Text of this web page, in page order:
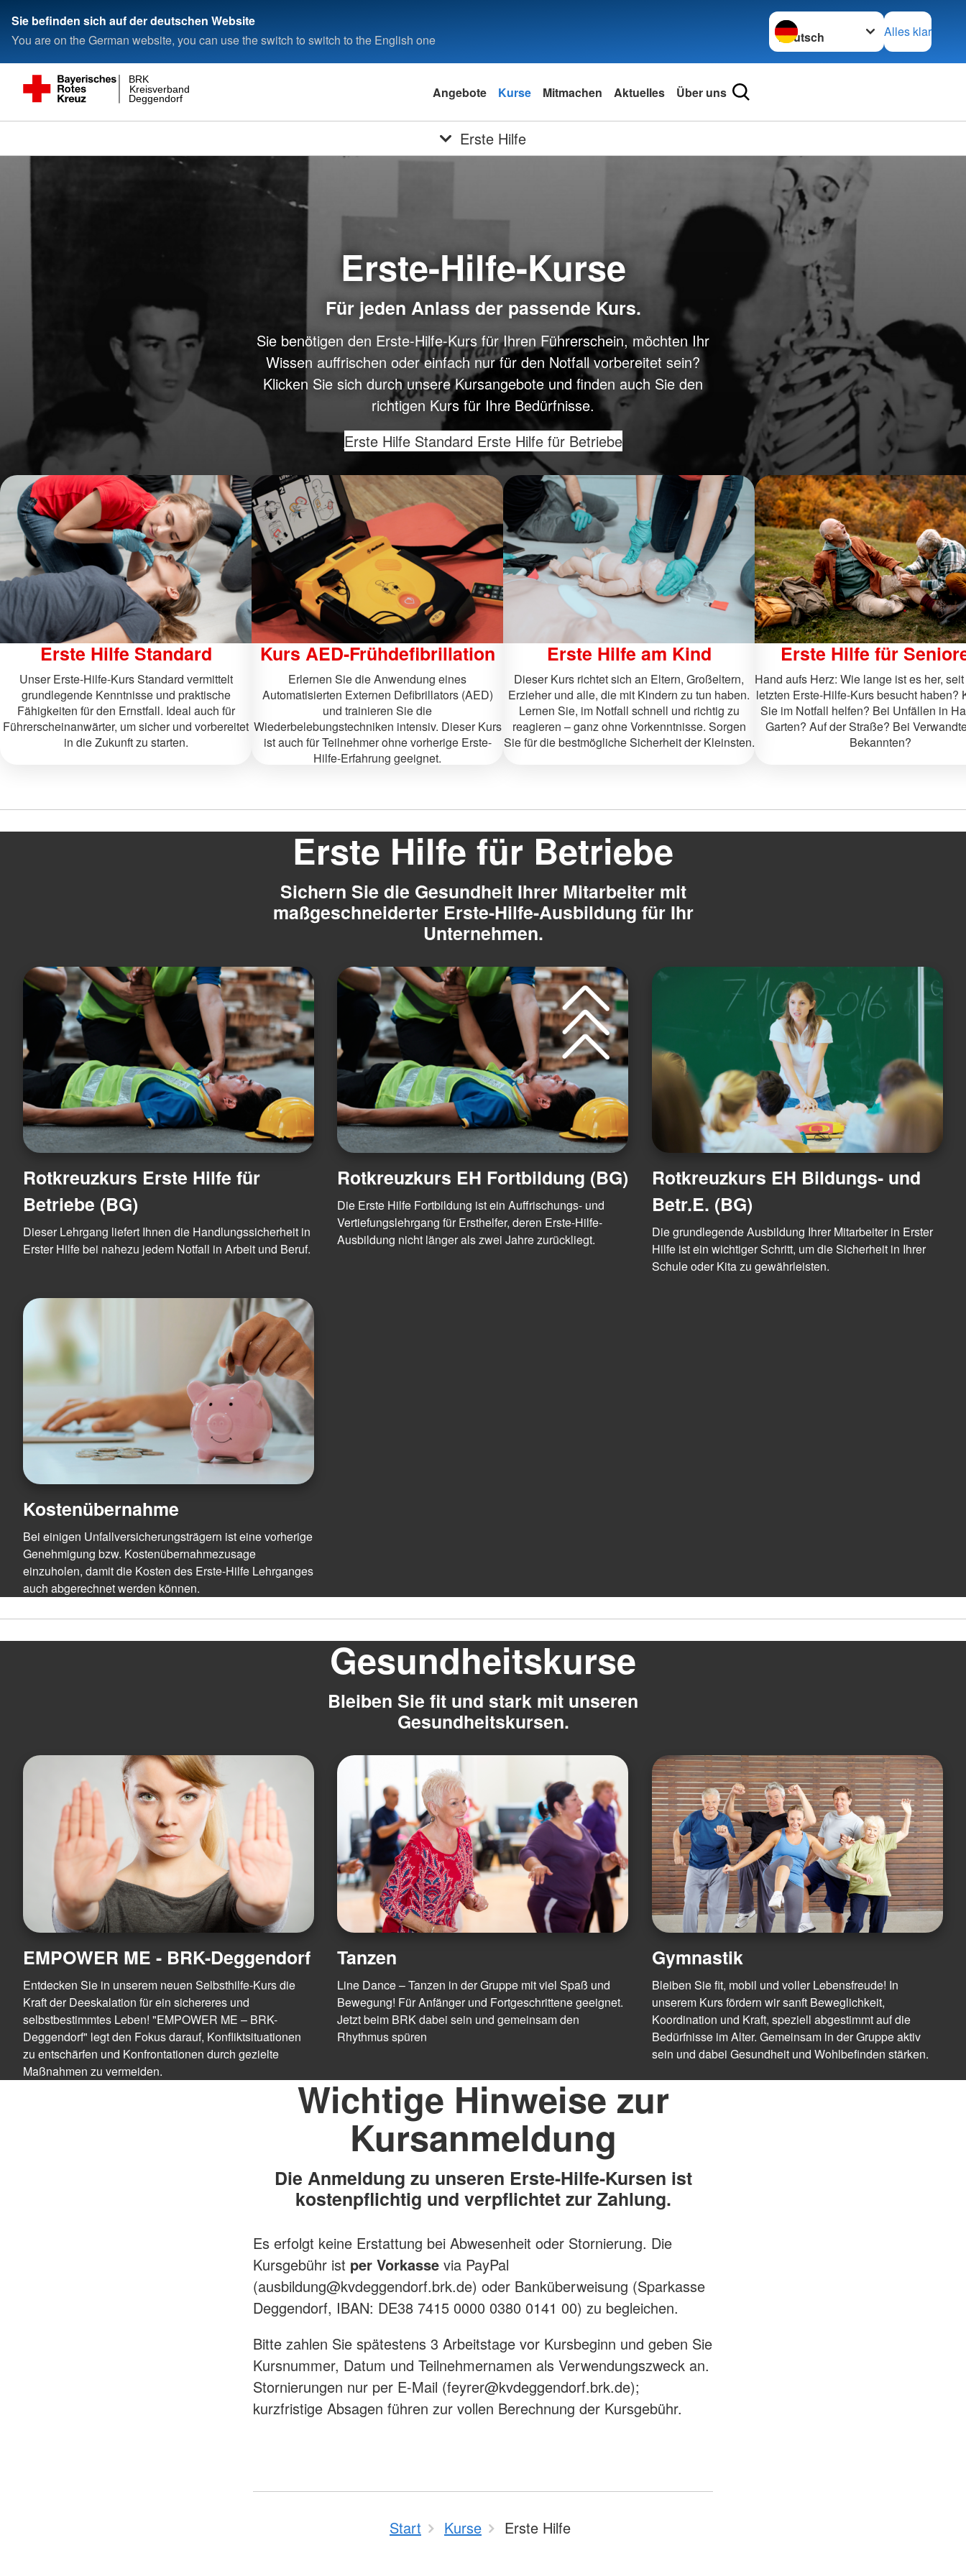
Sie befinden sich auf der deutschen Website
You are on the German website, you can use the switch to switch to the English one
Sprache wechseln zu
Alles klar
Deggendorf
Kreisverband
BRK
Angebote Kurse Mitmachen Aktuelles Über uns
Erste Hilfe
Erste-Hilfe-Kurse
Für jeden Anlass der passende Kurs.
Sie benötigen den Erste-Hilfe-Kurs für Ihren Führerschein, möchten Ihr
Wissen auffrischen oder einfach nur für den Notfall vorbereitet sein?
Klicken Sie sich durch unsere Kursangebote und finden auch Sie den
richtigen Kurs für Ihre Bedürfnisse.
Erste Hilfe Standard Erste Hilfe für Betriebe
Erste Hilfe Standard
Unser Erste-Hilfe-Kurs Standard vermittelt
grundlegende Kenntnisse und praktische
Fähigkeiten für den Ernstfall. Ideal auch für
Führerscheinanwärter, um sicher und vorbereitet
in die Zukunft zu starten.
Kurs AED-Frühdefibrillation
Erlernen Sie die Anwendung eines
Automatisierten Externen Defibrillators (AED)
und trainieren Sie die
Wiederbelebungstechniken intensiv. Dieser Kurs
ist auch für Teilnehmer ohne vorherige Erste-
Hilfe-Erfahrung geeignet.
Erste Hilfe am Kind
Dieser Kurs richtet sich an Eltern, Großeltern,
Erzieher und alle, die mit Kindern zu tun haben.
Lernen Sie, im Notfall schnell und richtig zu
reagieren – ganz ohne Vorkenntnisse. Sorgen
Sie für die bestmögliche Sicherheit der Kleinsten.
Erste Hilfe für
Hand aufs Herz: Wie lange ist es her,
letzten Erste-Hilfe-Kurs besucht haben?
Sie im Notfall helfen? Bei Unfällen in
Garten? Auf der Straße? Bei
Bekannten?
Erste Hilfe für Betriebe
Sichern Sie die Gesundheit Ihrer Mitarbeiter mit
maßgeschneiderter Erste-Hilfe-Ausbildung für Ihr
Unternehmen.
Rotkreuzkurs Erste Hilfe für
Betriebe (BG)
Dieser Lehrgang liefert Ihnen die Handlungssicherheit in
Erster Hilfe bei nahezu jedem Notfall in Arbeit und Beruf.
Rotkreuzkurs EH Fortbildung (BG)
Die Erste Hilfe Fortbildung ist ein Auffrischungs- und
Vertiefungslehrgang für Ersthelfer, deren Erste-Hilfe-
Ausbildung nicht länger als zwei Jahre zurückliegt.
Rotkreuzkurs EH Bildungs- und
Betr.E. (BG)
Die grundlegende Ausbildung Ihrer Mitarbeiter in Erster
Hilfe ist ein wichtiger Schritt, um die Sicherheit in Ihrer
Schule oder Kita zu gewährleisten.
Kostenübernahme
Bei einigen Unfallversicherungsträgern ist eine vorherige
Genehmigung bzw. Kostenübernahmezusage
einzuholen, damit die Kosten des Erste-Hilfe Lehrganges
auch abgerechnet werden können.
Gesundheitskurse
Bleiben Sie fit und stark mit unseren
Gesundheitskursen.
EMPOWER ME - BRK-Deggendorf
Entdecken Sie in unserem neuen Selbsthilfe-Kurs die
Kraft der Deeskalation für ein sichereres und
selbstbestimmtes Leben! "EMPOWER ME – BRK-
Deggendorf" legt den Fokus darauf, Konfliktsituationen
zu entschärfen und Konfrontationen durch gezielte
Maßnahmen zu vermeiden.
Tanzen
Line Dance – Tanzen in der Gruppe mit viel Spaß und
Bewegung! Für Anfänger und Fortgeschrittene geeignet.
Jetzt beim BRK dabei sein und gemeinsam den
Rhythmus spüren
Gymnastik
Bleiben Sie fit, mobil und voller Lebensfreude! In
unserem Kurs fördern wir sanft Beweglichkeit,
Koordination und Kraft, speziell abgestimmt auf die
Bedürfnisse im Alter. Gemeinsam in der Gruppe aktiv
sein und dabei Gesundheit und Wohlbefinden stärken.
Wichtige Hinweise zur
Kursanmeldung
Die Anmeldung zu unseren Erste-Hilfe-Kursen ist
kostenpflichtig und verpflichtet zur Zahlung.
Es erfolgt keine Erstattung bei Abwesenheit oder Stornierung. Die
Kursgebühr ist per Vorkasse via PayPal
(ausbildung@kvdeggendorf.brk.de) oder Banküberweisung (Sparkasse
Deggendorf, IBAN: DE38 7415 0000 0380 0141 00) zu begleichen.
Bitte zahlen Sie spätestens 3 Arbeitstage vor Kursbeginn und geben Sie
Kursnummer, Datum und Teilnehmernamen als Verwendungszweck an.
Stornierungen nur per E-Mail (feyrer@kvdeggendorf.brk.de);
kurzfristige Absagen führen zur vollen Berechnung der Kursgebühr.
Start Kurse Erste Hilfe